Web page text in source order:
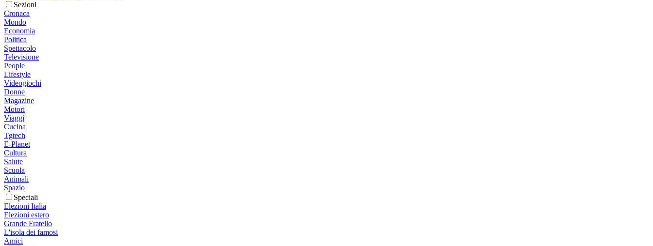
Sezioni
Cronaca
Mondo
Economia
Politica
Spettacolo
Televisione
People
Lifestyle
Videogiochi
Donne
Magazine
Motori
Viaggi
Cucina
Tgtech
E-Planet
Cultura
Salute
Scuola
Animali
Spazio
Speciali
Elezioni Italia
Elezioni estero
Grande Fratello
L'isola dei famosi
Amici